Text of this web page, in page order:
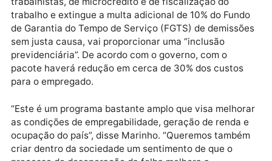
secretário-especial de Previdência e Trabalho do
Ministério da Economia, Rogério Marinho, que disse
que a medida visa facilitar a empregabilidade de
jovens, maior parcela afetada pelo desemprego.
Segundo o secretário, a MP, que também altera
trabalhistas, de microcrédito e de fiscalização do
trabalho e extingue a multa adicional de 10% do
de Garantia do Tempo de Serviço (FGTS) de
sem justa causa, vai proporcionar uma “inclusão